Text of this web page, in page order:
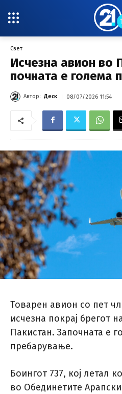
Свет
Исчезна авион во
почната е голема
Автор: Деск 08/07/2026 11:54
Товарен авион со пет
исчезна покрај брегот
Пакистан. Започната е
пребарување.
Боингот 737, кој летал
во Обединетите